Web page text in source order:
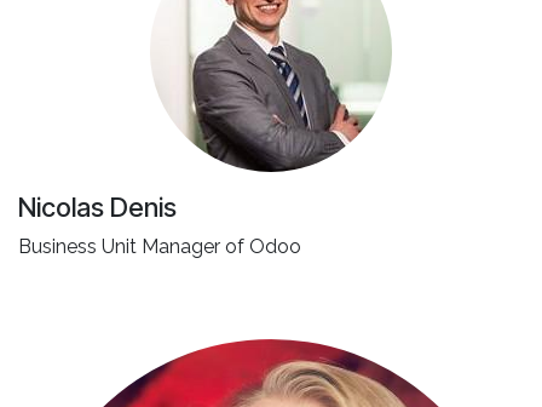
Nicolas Denis
Business Unit Manager of Odoo